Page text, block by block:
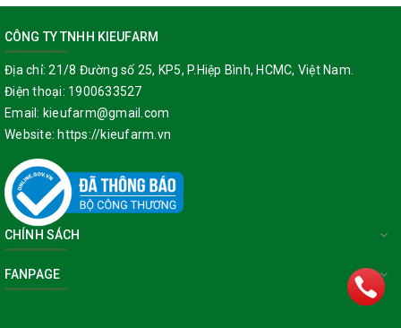
CÔNG TY TNHH KIEUFARM
Địa chỉ: 21/8 Đường số 25, KP5, P.Hiệp Bình, HCMC, Việt Nam.
Điện thoại: 1900633527
Email: kieufarm@gmail.com
Website: https://kieufarm.vn
CHÍNH SÁCH
FANPAGE